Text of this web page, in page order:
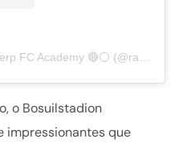
o Bosuilstadion
impressionantes que